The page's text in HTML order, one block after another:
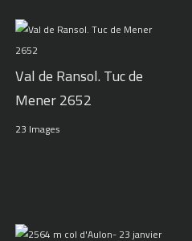
Val de Ransol. Tuc de
Mener 2652
23 Images